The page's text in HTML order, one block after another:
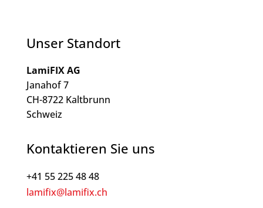
Unser Standort
LamiFIX AG
Janahof 7
CH-8722 Kaltbrunn
Schweiz
Kontaktieren Sie uns
+41 55 225 48 48
lamifix@lamifix.ch